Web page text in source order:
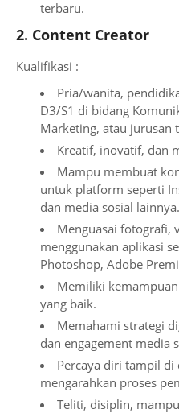
terbaru.
2. Content Creator
Kualifikasi :
Pria/wanita,
D3/S1 di bidang
Marketing, atau jurusan
Kreatif, inovatif, dan
Mampu membuat
untuk platform seperti
dan media sosial lainnya.
Menguasai fotografi,
menggunakan aplikasi
Photoshop, Adobe
Memiliki
yang baik.
Memahami strategi
dan engagement media
Percaya diri tampil
mengarahkan proses
Teliti, disiplin,